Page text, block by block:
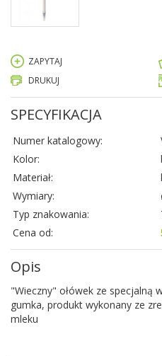
ZAPYTAJ
DRUKUJ
SPECYFIKACJA
Numer katalogowy:
Kolor:
Materiał:
Wymiary:
Typ znakowania:
Cena od:
Opis
"Wieczny" ołówek ze specjalną
gumka, produkt wykonany ze
mleku